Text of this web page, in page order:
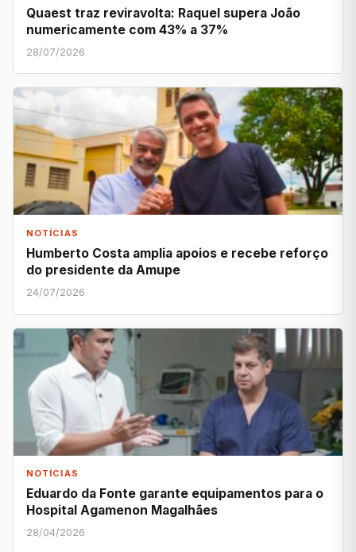
Quaest traz reviravolta: Raquel supera João
numericamente com 43% a 37%
28/07/2026
NOTÍCIAS
Humberto Costa amplia apoios e recebe reforço
do presidente da Amupe
24/07/2026
NOTÍCIAS
Eduardo da Fonte garante equipamentos para o
Hospital Agamenon Magalhães
28/04/2026